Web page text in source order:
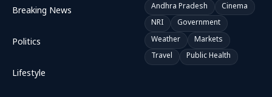
Breaking News
Politics
Lifestyle
Andhra Pradesh
Cinema
NRI
Government
Weather
Markets
Travel
Public Health